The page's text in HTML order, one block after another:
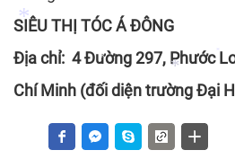
*
*
*
*
SIÊU THỊ TÓC Á ĐÔNG
Địa chỉ: 4 Đường 297, Phước
Chí Minh (đối diện trường Đại